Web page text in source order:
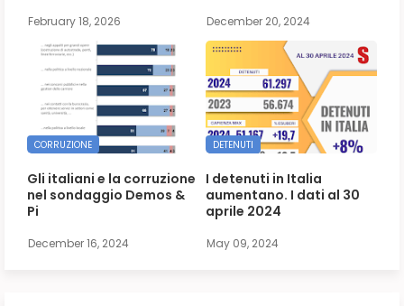
February 18, 2026 December 20, 2024
CORRUZIONE
Gli italiani e la corruzione
nel sondaggio Demos &
Pi
December 16, 2024
DETENUTI
I detenuti in Italia
aumentano. I dati al 30
aprile 2024
May 09, 2024